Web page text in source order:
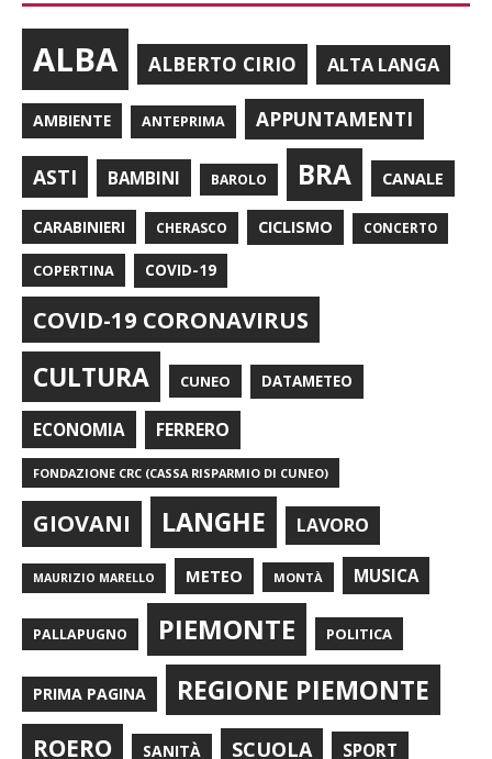
ALBA ALBERTO CIRIO ALTA LANGA
AMBIENTE ANTEPRIMA APPUNTAMENTI
ASTI BAMBINI BAROLO BRA CANALE
CARABINIERI CHERASCO CICLISMO CONCERTO
COPERTINA COVID-19
COVID-19 CORONAVIRUS
CULTURA CUNEO DATAMETEO
ECONOMIA FERRERO
FONDAZIONE CRC (CASSA RISPARMIO DI CUNEO)
GIOVANI LANGHE LAVORO
MAURIZIO MARELLO METEO MONTÀ MUSICA
PALLAPUGNO PIEMONTE POLITICA
PRIMA PAGINA REGIONE PIEMONTE
ROERO SANITÀ SCUOLA SPORT